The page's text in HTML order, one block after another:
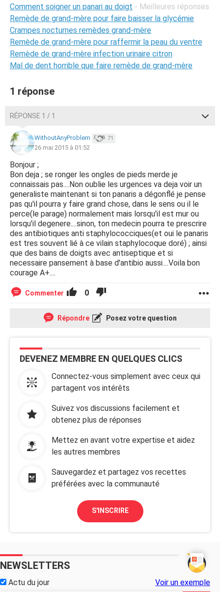
Comment soigner un panari au doigt - Meilleures réponses
Remède de grand-mère pour faire baisser la glycémie
Crampes nocturnes remèdes grand-mère
Remède de grand-mère pour raffermir la peau du ventre
Remède de grand-mère infection urinaire citron
Mal de dent horrible que faire remède de grand-mère
1 réponse
RÉPONSE 1 / 1
WithoutAnyProblem 71
26 mai 2015 à 01:52
Bonjour ;
Bon deja ; se ronger les ongles de pieds merde je
connaissais pas....Non oublie les urgences va deja voir un
generaliste maintenant si ton panaris a dégonflé je pense
pas qu'il pourra y faire grand chose, dans le sens ou il le
perce(le parage) normalement mais lorsqu'il est mur ou
lorsqu'il degenere....sinon, ton medecin pourra te prescrire
des antibiotiques anti staphylococciques(et oui le panaris
est tres souvent lié à ce vilain staphylocoque doré) ; ainsi
que des bains de doigts avec antiseptique et si
necessaire pansement à base d'antibio aussi....Voila bon
courage A+....
Commenter 0
Répondre Posez votre question
DEVENEZ MEMBRE EN QUELQUES CLICS
Connectez-vous simplement avec ceux qui
partagent vos intérêts
Suivez vos discussions facilement et
obtenez plus de réponses
Mettez en avant votre expertise et aidez
les autres membres
Sauvegardez et partagez vos recettes
préférées avec la communauté
S'INSCRIRE
NEWSLETTERS
Actu du jour Voir un exemple